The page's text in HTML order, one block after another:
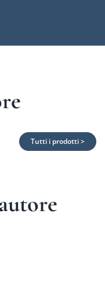
Tutti i prodotti >